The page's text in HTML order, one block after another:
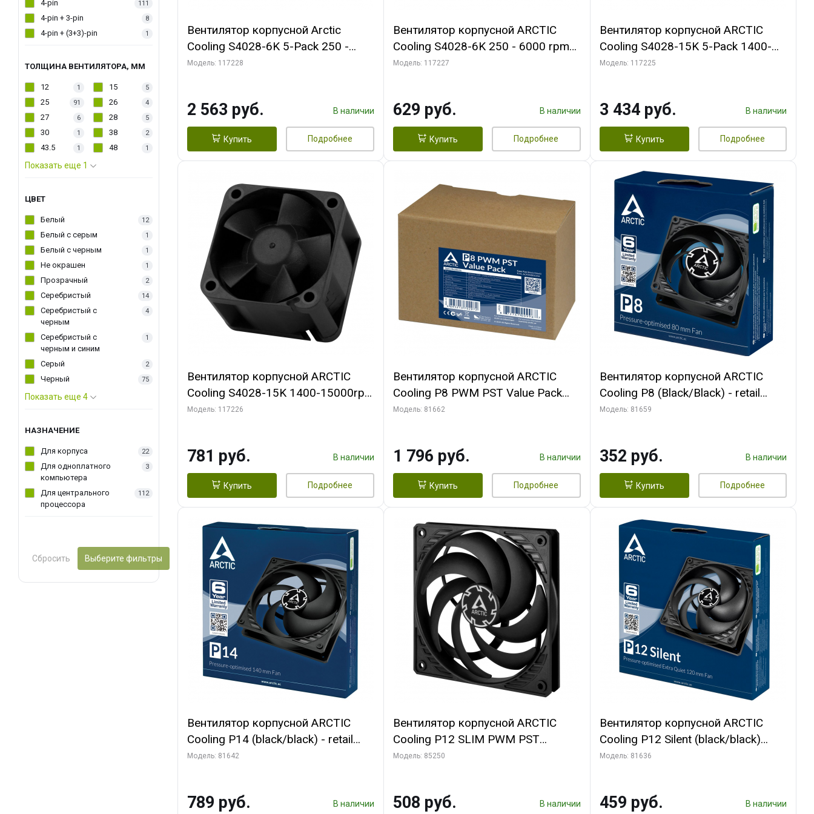
4-pin 111
4-pin + 3-pin 8
4-pin + (3+3)-pin 1
ТОЛЩИНА ВЕНТИЛЯТОРА, ММ
12 1 15 5
25 91 26 4
27 6 28 5
30 1 38 2
43.5 1 48 1
Показать еще 1
ЦВЕТ
Белый 12
Белый с серым 1
Белый с черным 1
Не окрашен 1
Прозрачный 2
Серебристый 14
Серебристый с
черным
4
Серебристый с
черным и синим
1
Серый 2
Черный 75
Показать еще 4
НАЗНАЧЕНИЕ
Для корпуса 22
Для одноплатного
компьютера
3
Для центрального
процессора
112
Сбросить Выберите фильтры
Вентилятор корпусной Arctic
Cooling S4028-6K 5-Pack 250 -
6000 rpm Dual Ball Bearing 4-Pin
Модель: 117228
2 563 руб. В наличии
Купить Подробнее
Вентилятор корпусной ARCTIC
Cooling S4028-6K 250 - 6000 rpm
Dual Ball Bearing 4-Pin Fan-
Модель: 117227
629 руб. В наличии
Купить Подробнее
Вентилятор корпусной ARCTIC
Cooling S4028-15K 5-Pack 1400-
15000rpm rpm Dual Ball Bearing 4-
Модель: 117225
3 434 руб. В наличии
Купить Подробнее
Вентилятор корпусной ARCTIC
Cooling S4028-15K 1400-15000rpm
Dual Ball Bearing 4-Pin Fan-
Модель: 117226
781 руб. В наличии
Купить Подробнее
Вентилятор корпусной ARCTIC
Cooling P8 PWM PST Value Pack
(Black/Black) - retail
Модель: 81662
1 796 руб. В наличии
Купить Подробнее
Вентилятор корпусной ARCTIC
Cooling P8 (Black/Black) - retail
(ACFAN00147A) (701990)
Модель: 81659
352 руб. В наличии
Купить Подробнее
Вентилятор корпусной ARCTIC
Cooling P14 (black/black) - retail
(ACFAN00123A) (701549) {56}
Модель: 81642
789 руб. В наличии
Вентилятор корпусной ARCTIC
Cooling P12 SLIM PWM PST
(ACFAN00187A) (703130)
Модель: 85250
508 руб. В наличии
Вентилятор корпусной ARCTIC
Cooling P12 Silent (black/black)
(ACFAN00130A)
Модель: 81636
459 руб. В наличии